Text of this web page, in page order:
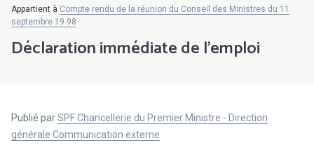
Appartient à Compte rendu de la réunion du Conseil des Ministres du 11
septembre 19 98
Déclaration immédiate de l'emploi
Publié parSPF Chancellerie du Premier Ministre - Direction
générale Communication externe